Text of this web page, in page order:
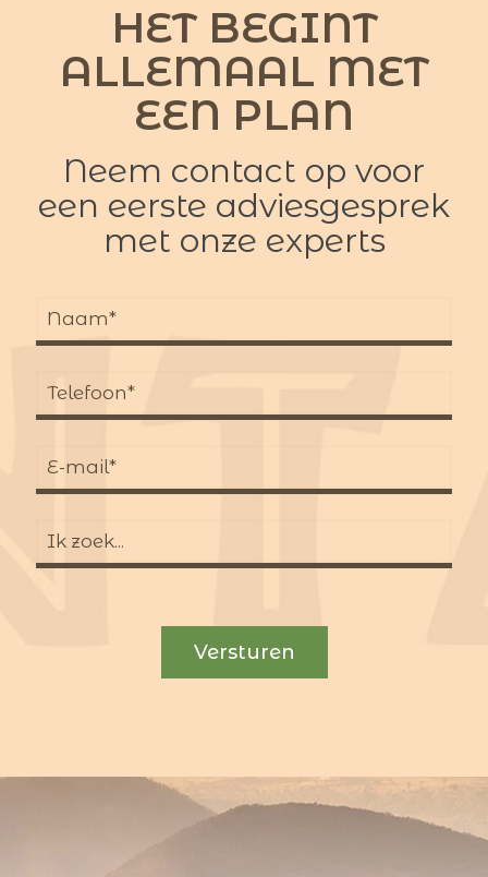
HET BEGINT
ALLEMAAL MET
EEN PLAN
Neem contact op voor
een eerste adviesgesprek
met onze experts